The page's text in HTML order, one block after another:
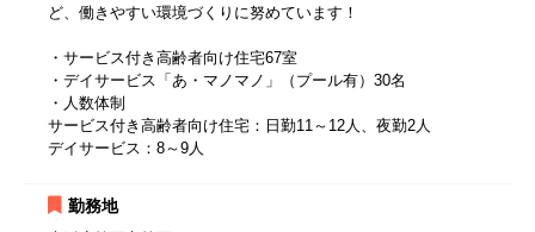
ど、働きやすい環境づくりに努めています！
・サービス付き高齢者向け住宅67室
・デイサービス「あ・マノマノ」（プール有）30名
・人数体制
サービス付き高齢者向け住宅：日勤11～12人、夜勤2人
デイサービス：8～9人
勤務地